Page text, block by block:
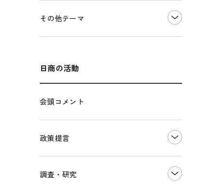
その他テーマ
多様な人材の活躍推進
各種制度・助成金
パートナーシップ構築宣言
海外展開イニシアティブ
輸出管理体制構築支援
日商の活動
会頭コメント
政策提言
調査・研究